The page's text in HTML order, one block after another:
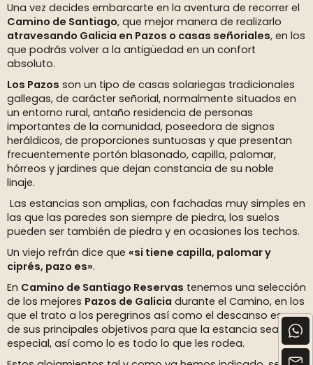
Una vez decides embarcarte en la aventura de recorrer el
Camino de Santiago, que mejor manera de realizarlo
atravesando Galicia en Pazos o casas señoriales, en los
que podrás volver a la antigüedad en un confort
absoluto.
Los Pazos son un tipo de casas solariegas tradicionales
gallegas, de carácter señorial, normalmente situados en
un entorno rural, antaño residencia de personas
importantes de la comunidad, poseedora de signos
heráldicos, de proporciones suntuosas y que presentan
frecuentemente portón blasonado, capilla, palomar,
hórreos y jardines que dejan constancia de su noble
linaje.
Las estancias son amplias, con fachadas muy simples en
las que las paredes son siempre de piedra, los suelos
pueden ser también de piedra y en ocasiones los techos.
Un viejo refrán dice que «si tiene capilla, palomar y
ciprés, pazo es».
En Camino de Santiago Reservas tenemos una selección
de los mejores Pazos de Galicia durante el Camino, en los
que el trato a los peregrinos así como el descanso es uno
de sus principales objetivos para que la estancia sea
especial, así como lo es todo lo que les rodea.